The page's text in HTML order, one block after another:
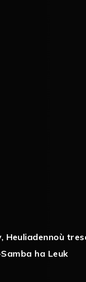
, Heuliadennoù
ha Leuk